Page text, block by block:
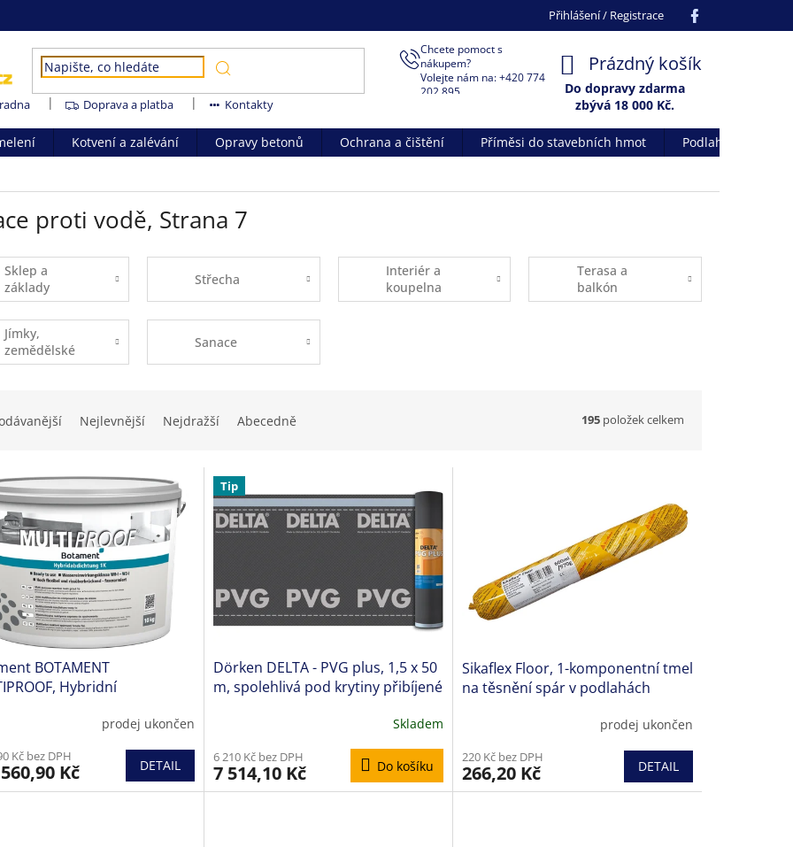
Přihlášení / Registrace
Chcete pomoct s
nákupem?
Volejte nám na: +420 774
202 895
NÁKUPNÍ
KOŠÍK
Prázdný košík
Doprava a platba Kontakty
Do dopravy zdarma
zbývá 18 000 Kč.
Kotvení a zalévání Opravy betonů Ochrana a čištění Příměsi do stavebních hmot
Podlahové
proti vodě, Strana 7
Sklep a
základy
Střecha
Interiér a
koupelna
Terasa a
balkón
Jímky,
zemědělské
stavby
Sanace
Nejlevnější Nejdražší Abecedně 195 položek celkem
BOTAMENT
Hybridní
prodej ukončen
Kč bez DPH
Kč DETAIL
Tip
Dörken DELTA - PVG plus, 1,5 x 50
m, spolehlivá pod krytiny přibíjené
Skladem
6 210 Kč bez DPH
7 514,10 Kč Do košíku
Sikaflex Floor, 1-komponentní tmel
na těsnění spár v podlahách
prodej ukončen
220 Kč bez DPH
266,20 Kč DETAIL